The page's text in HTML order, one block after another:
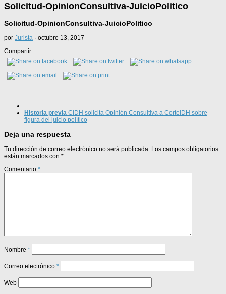
Solicitud-OpinionConsultiva-JuicioPolitico
Solicitud-OpinionConsultiva-JuicioPolitico
por Jurista · octubre 13, 2017
Compartir...
Historia previa CIDH solicita Opinión Consultiva a CorteIDH sobre
figura del juicio político
Deja una respuesta
Tu dirección de correo electrónico no será publicada. Los campos obligatorios
están marcados con *
Comentario *
Nombre *
Correo electrónico *
Web